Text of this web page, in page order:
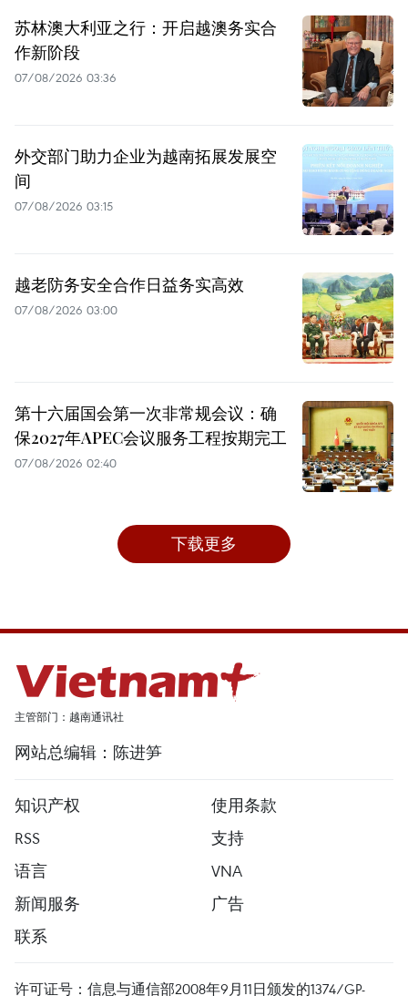
苏林澳大利亚之行：开启越澳务实合
作新阶段
07/08/2026 03:36
外交部门助力企业为越南拓展发展空
间
07/08/2026 03:15
越老防务安全合作日益务实高效
07/08/2026 03:00
第十六届国会第一次非常规会议：确
保2027年APEC会议服务工程按期完工
07/08/2026 02:40
下载更多
主管部门：越南通讯社
网站总编辑：陈进笋
知识产权
使用条款
RSS
支持
语言
VNA
新闻服务
广告
联系
许可证号：信息与通信部2008年9月11日颁发的1374/GP-